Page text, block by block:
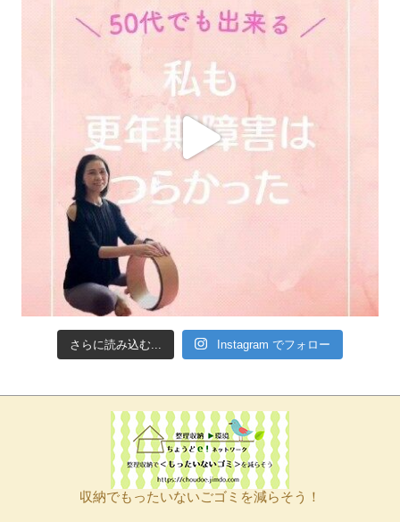
さらに読み込む... Instagram でフォロー
収納でもったいないごゴミを減らそう！